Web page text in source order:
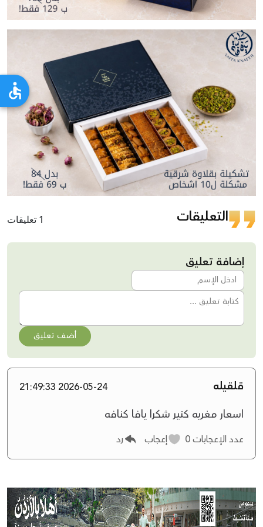
التعليقات 1 تعليقات
إضافة تعليق
أضف تعليق
قلقيله 2026-05-24 21:49:33
اسعار مغريه كتير شكرا يافا كنافه
عدد الإعجابات إعجاب رد